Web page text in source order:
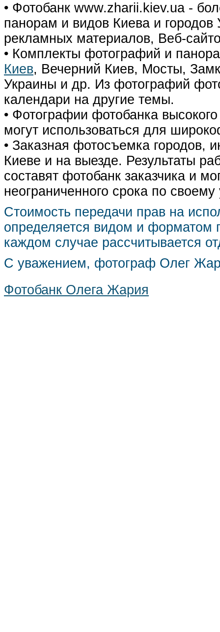
• Фотобанк www.zharii.kiev.ua -
панорам и видов Киева и городов
рекламных материалов, Веб-
• Комплекты фотографий и
Киев, Вечерний Киев, Мосты,
Украины и др. Из фотографий
календари на другие темы.
• Фотографии фотобанка
могут использоваться для
• Заказная фотосъемка городов,
Киеве и на выезде. Результаты
составят фотобанк заказчика и
неограниченного срока по
Стоимость передачи прав на
определяется видом и форматом
каждом случае рассчитывается
С уважением, фотограф Олег
Фотобанк Олега Жария